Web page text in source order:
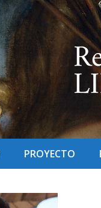
PROYECTO